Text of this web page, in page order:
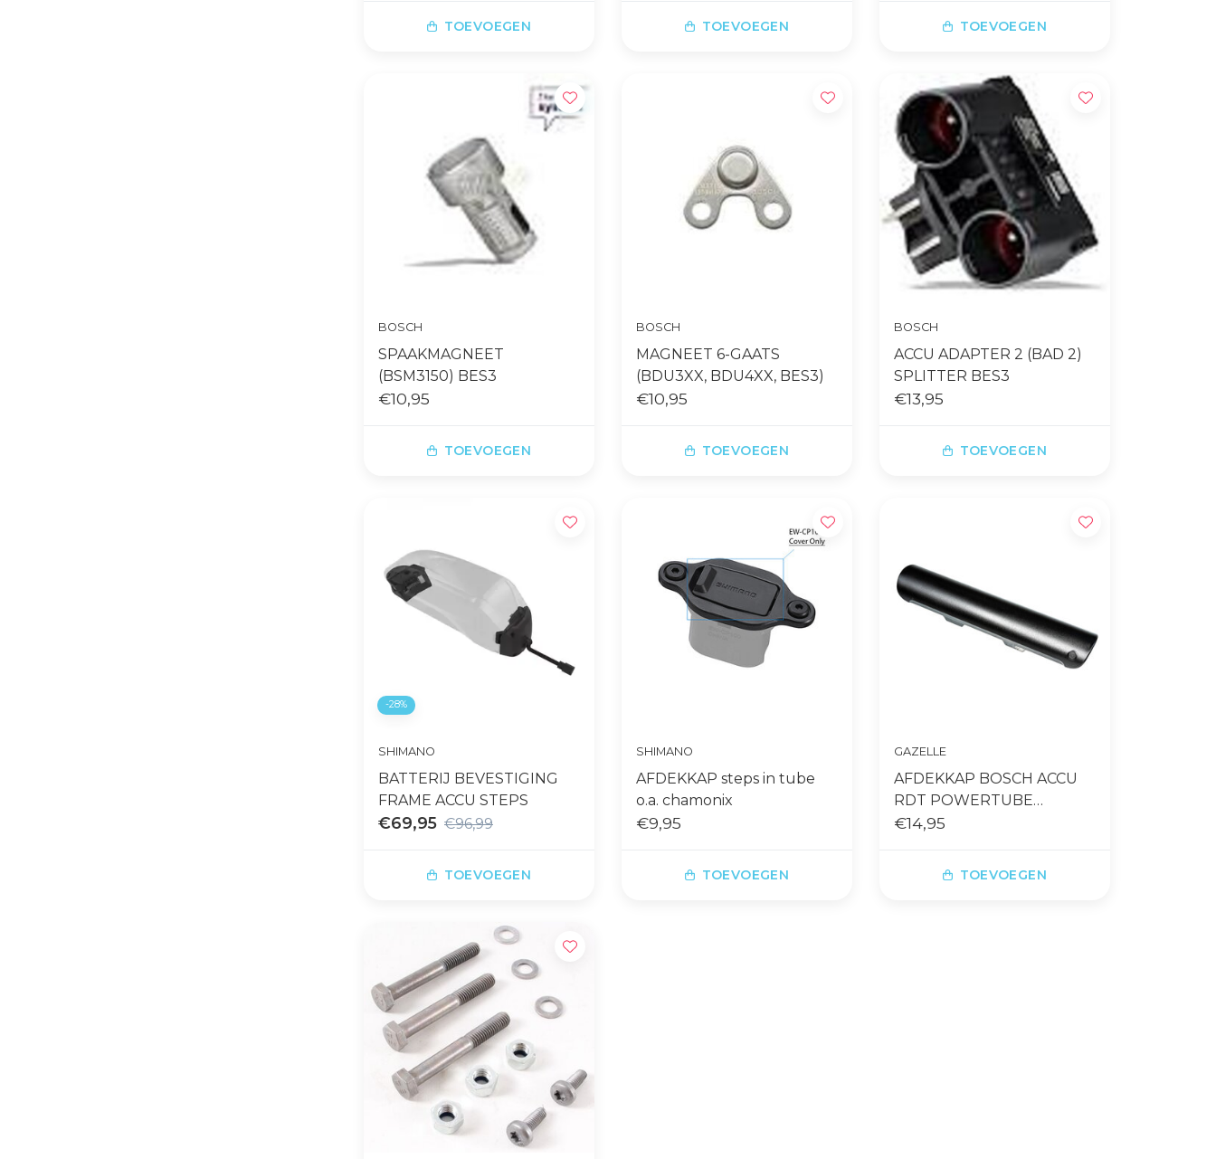
TOEVOEGEN TOEVOEGEN TOEVOEGEN
BOSCH
SPAAKMAGNEET
(BSM3150) BES3
€10,95
TOEVOEGEN
BOSCH
MAGNEET 6-GAATS
(BDU3XX, BDU4XX, BES3)
€10,95
TOEVOEGEN
BOSCH
ACCU ADAPTER 2 (BAD 2)
SPLITTER BES3
€13,95
TOEVOEGEN
-28%
SHIMANO
BATTERIJ BEVESTIGING
FRAME ACCU STEPS
€69,95 €96,99
TOEVOEGEN
SHIMANO
AFDEKKAP steps in tube
o.a. chamonix
€9,95
TOEVOEGEN
GAZELLE
AFDEKKAP BOSCH ACCU
RDT POWERTUBE
GRENOBLE
€14,95
TOEVOEGEN